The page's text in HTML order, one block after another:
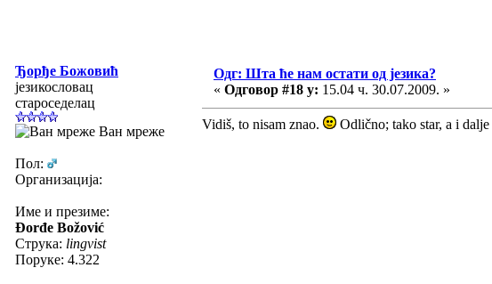
Ђорђе Божовић
језикословац
староседелац
Ван мреже
Пол:
Организација:
Име и презиме:
Đorđe Božović
Струка: lingvist
Поруке: 4.322
Одг: Шта ће нам остати од језика?
« Одговор #18 у: 15.04 ч. 30.07.2009. »
Vidiš, to nisam znao. Odlično; tako star, a i